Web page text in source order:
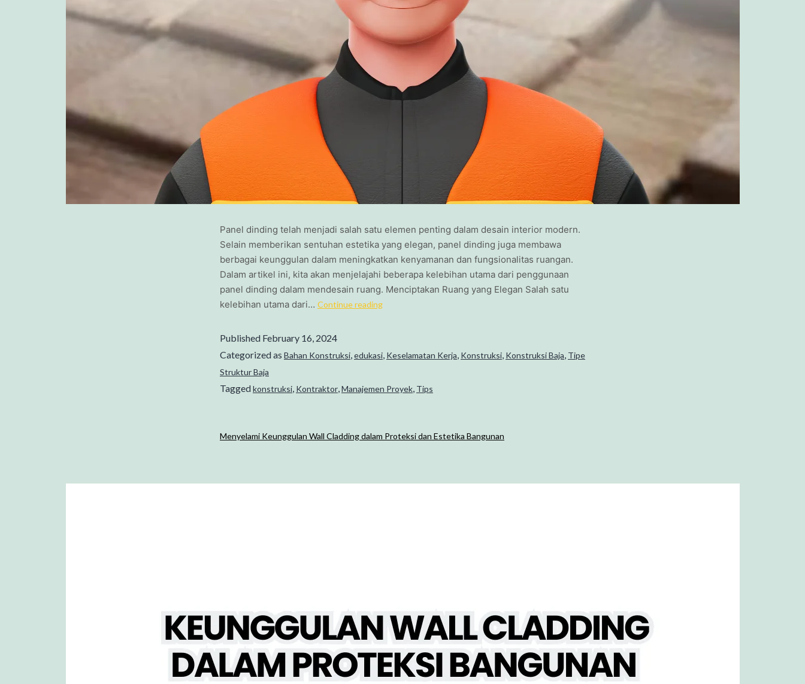
Panel dinding telah menjadi salah satu elemen penting dalam desain interior modern.
Selain memberikan sentuhan estetika yang elegan, panel dinding juga membawa
berbagai keunggulan dalam meningkatkan kenyamanan dan fungsionalitas ruangan.
Dalam artikel ini, kita akan menjelajahi beberapa kelebihan utama dari penggunaan
panel dinding dalam mendesain ruang. Menciptakan Ruang yang Elegan Salah satu
kelebihan utama dari… Continue reading
Published February 16, 2024
Categorized as Bahan Konstruksi edukasi Keselamatan Kerja Konstruksi Konstruksi Baja Tipe
Struktur Baja
Taggedkonstruksi Kontraktor Manajemen Proyek Tips
Menyelami Keunggulan Wall Cladding dalam Proteksi dan Estetika Bangunan